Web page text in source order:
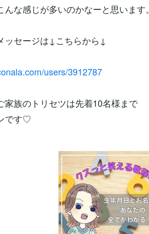
んな感じが多いのかなーと思います。
ッセージは↓こちらから↓
users/3912787
家族のトリセツは先着10名様まで
です♡